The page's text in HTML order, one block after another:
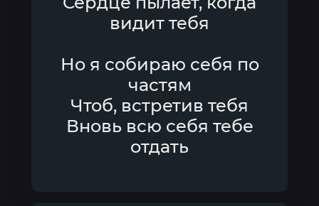
видит тебя
Но я собираю себя по
частям
Чтоб, встретив тебя
Вновь всю себя тебе
отдать